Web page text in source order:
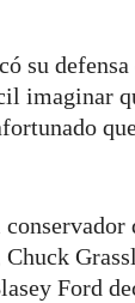
su defensa
imaginar
Ford